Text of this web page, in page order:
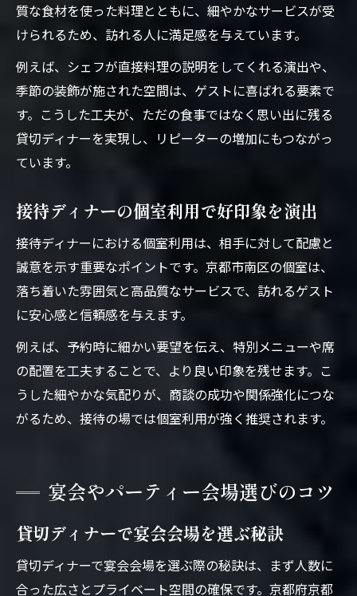
質な食材を使った料理とともに、細やかなサービスが受
けられるため、訪れる人に満足感を与えています。
例えば、シェフが直接料理の説明をしてくれる演出や、
季節の装飾が施された空間は、ゲストに喜ばれる要素で
す。こうした工夫が、ただの食事ではなく思い出に残る
貸切ディナーを実現し、リピーターの増加にもつながっ
ています。
接待ディナーの個室利用で好印象を演出
接待ディナーにおける個室利用は、相手に対して配慮と
誠意を示す重要なポイントです。京都市南区の個室は、
落ち着いた雰囲気と高品質なサービスで、訪れるゲスト
に安心感と信頼感を与えます。
例えば、予約時に細かい要望を伝え、特別メニューや席
の配置を工夫することで、より良い印象を残せます。こ
うした細やかな気配りが、商談の成功や関係強化につな
がるため、接待の場では個室利用が強く推奨されます。
宴会やパーティー会場選びのコツ
貸切ディナーで宴会会場を選ぶ秘訣
貸切ディナーで宴会会場を選ぶ際の秘訣は、まず人数に
合った広さとプライベート空間の確保です。京都府京都